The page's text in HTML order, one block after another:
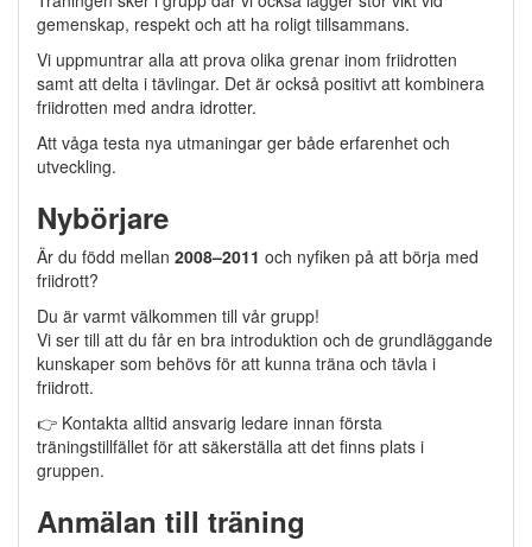
gemenskap, respekt och att ha roligt tillsammans.
Vi uppmuntrar alla att prova olika grenar inom friidrotten
samt att delta i tävlingar. Det är också positivt att kombinera
friidrotten med andra idrotter.
Att våga testa nya utmaningar ger både erfarenhet och
utveckling.
Nybörjare
Är du född mellan 2008–2011 och nyfiken på att börja med
friidrott?
Du är varmt välkommen till vår grupp!
Vi ser till att du får en bra introduktion och de grundläggande
kunskaper som behövs för att kunna träna och tävla i
friidrott.
👉 Kontakta alltid ansvarig ledare innan första
träningstillfället för att säkerställa att det finns plats i
gruppen.
Anmälan till träning